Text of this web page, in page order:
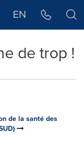
EN
de trop !
de la santé des